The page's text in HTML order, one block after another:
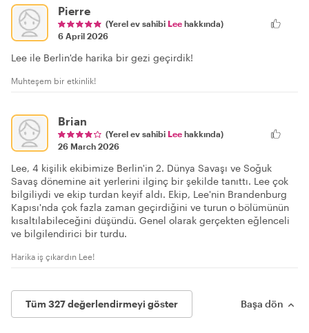
Pierre
(Yerel ev sahibi Lee hakkında)
6 April 2026
Lee ile Berlin'de harika bir gezi geçirdik!
Muhteşem bir etkinlik!
Brian
(Yerel ev sahibi Lee hakkında)
26 March 2026
Lee, 4 kişilik ekibimize Berlin'in 2. Dünya Savaşı ve Soğuk
Savaş dönemine ait yerlerini ilginç bir şekilde tanıttı. Lee çok
bilgiliydi ve ekip turdan keyif aldı. Ekip, Lee'nin Brandenburg
Kapısı'nda çok fazla zaman geçirdiğini ve turun o bölümünün
kısaltılabileceğini düşündü. Genel olarak gerçekten eğlenceli
ve bilgilendirici bir turdu.
Harika iş çıkardın Lee!
Tüm 327 değerlendirmeyi göster Başa dön